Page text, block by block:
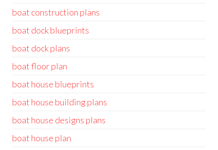
boat construction plans
boat dock blueprints
boat dock plans
boat floor plan
boat house blueprints
boat house building plans
boat house designs plans
boat house plan